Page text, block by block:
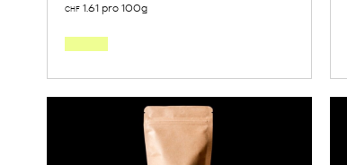
CHF 1.61 pro 100g